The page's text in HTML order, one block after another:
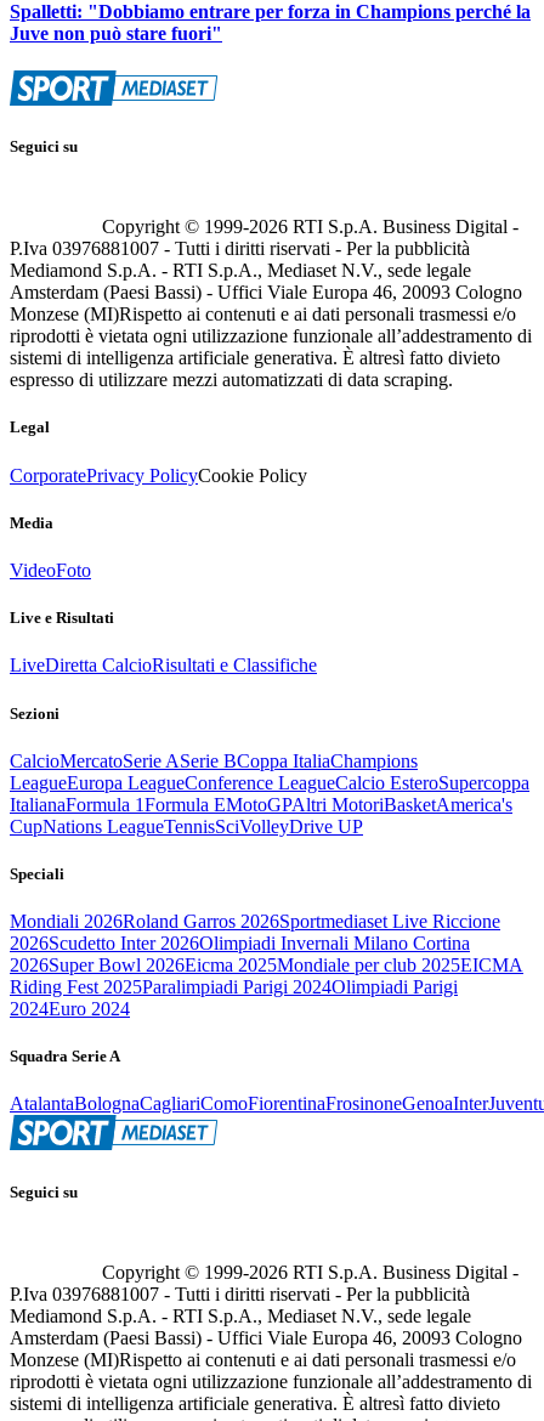
Spalletti: "Dobbiamo entrare per forza in Champions perché la
Juve non può stare fuori"
Seguici su
Copyright © 1999-2026 RTI S.p.A. Business Digital -
P.Iva 03976881007 - Tutti i diritti riservati - Per la pubblicità
Mediamond S.p.A. - RTI S.p.A., Mediaset N.V., sede legale
Amsterdam (Paesi Bassi) - Uffici Viale Europa 46, 20093 Cologno
Monzese (MI)Rispetto ai contenuti e ai dati personali trasmessi e/o
riprodotti è vietata ogni utilizzazione funzionale all’addestramento di
sistemi di intelligenza artificiale generativa. È altresì fatto divieto
espresso di utilizzare mezzi automatizzati di data scraping.
Legal
CorporatePrivacy PolicyCookie Policy
Media
VideoFoto
Live e Risultati
LiveDiretta CalcioRisultati e Classifiche
Sezioni
CalcioMercatoSerie ASerie BCoppa ItaliaChampions
LeagueEuropa LeagueConference LeagueCalcio EsteroSupercoppa
ItalianaFormula 1Formula EMotoGPAltri MotoriBasketAmerica's
CupNations LeagueTennisSciVolleyDrive UP
Speciali
Mondiali 2026Roland Garros 2026Sportmediaset Live Riccione
2026Scudetto Inter 2026Olimpiadi Invernali Milano Cortina
2026Super Bowl 2026Eicma 2025Mondiale per club 2025EICMA
Riding Fest 2025Paralimpiadi Parigi 2024Olimpiadi Parigi
2024Euro 2024
Squadra Serie A
AtalantaBolognaCagliariComoFiorentinaFrosinoneGenoaInter
Seguici su
Copyright © 1999-2026 RTI S.p.A. Business Digital -
P.Iva 03976881007 - Tutti i diritti riservati - Per la pubblicità
Mediamond S.p.A. - RTI S.p.A., Mediaset N.V., sede legale
Amsterdam (Paesi Bassi) - Uffici Viale Europa 46, 20093 Cologno
Monzese (MI)Rispetto ai contenuti e ai dati personali trasmessi e/o
riprodotti è vietata ogni utilizzazione funzionale all’addestramento di
sistemi di intelligenza artificiale generativa. È altresì fatto divieto